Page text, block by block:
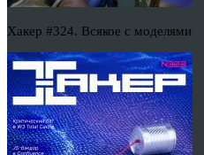
Хакер #324. Всякое с моделями